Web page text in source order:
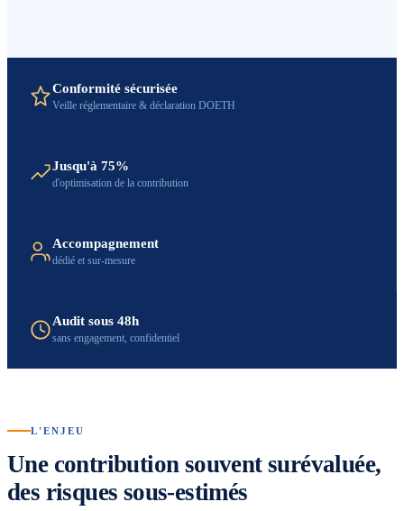
Conformité sécurisée
Veille réglementaire & déclaration DOETH
Jusqu'à 75%
d'optimisation de la contribution
Accompagnement
dédié et sur-mesure
Audit sous 48h
sans engagement, confidentiel
L'ENJEU
Une contribution souvent surévaluée,
des risques sous-estimés